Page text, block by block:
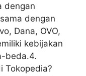
dengan
dengan
Dana, OVO,
kebijakan
beda.4.
Tokopedia?